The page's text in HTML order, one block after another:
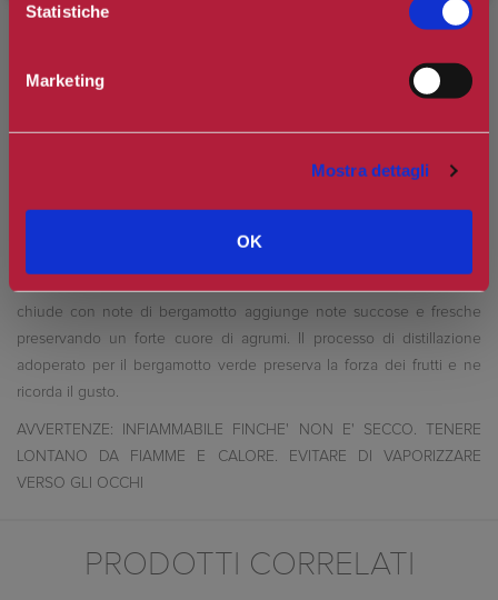
Statistiche
Marketing
Mostra dettagli
OK
sua prima Eau de Toilette. Idôle l'Eau de Toilette utilizza tecnologie
uniche e potenti. Un nuovo processo di distillazione molecolare del
nostro Bergamotto verde consente a Idôle di ampliare gli orizzonti
nuovo simbolo di raffinatezza. La piramide olfsttiva parte con note di
tè verde shincha, forma unica di tè che dura nel tempo, catturando
le note verdi dello Shincha attraverso una miscela accuratamente
chiude con note di bergamotto aggiunge note succose e fresche
preservando un forte cuore di agrumi. Il processo di distillazione
adoperato per il bergamotto verde preserva la forza dei frutti e ne
ricorda il gusto.
AVVERTENZE: INFIAMMABILE FINCHE' NON E' SECCO. TENERE
LONTANO DA FIAMME E CALORE. EVITARE DI VAPORIZZARE
VERSO GLI OCCHI
PRODOTTI CORRELATI